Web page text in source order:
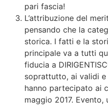
pari fascia!
L’attribuzione del
pensando che la
storica. I fatti e la
principale va a tutti
fiducia a
soprattutto, ai validi
hanno partecipato ai
maggio 2017.